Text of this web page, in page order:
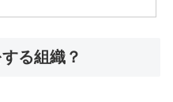
る組織？